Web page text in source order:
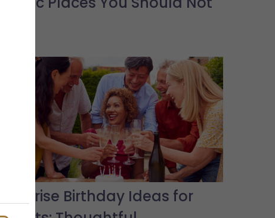
Surprise Birthday Ideas for